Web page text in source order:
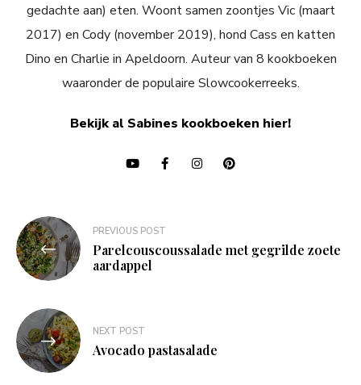
gedachte aan) eten. Woont samen zoontjes Vic (maart
2017) en Cody (november 2019), hond Cass en katten
Dino en Charlie in Apeldoorn. Auteur van 8 kookboeken
waaronder de populaire Slowcookerreeks.
Bekijk al Sabines kookboeken hier!
Bericht
navigatie
PREVIOUS POST
Parelcouscoussalade met gegrilde zoete
aardappel
NEXT POST
Avocado pastasalade